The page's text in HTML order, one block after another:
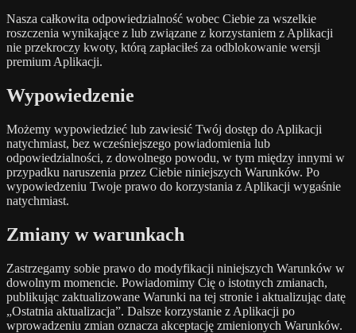
Nasza całkowita odpowiedzialność wobec Ciebie za wszelkie
roszczenia wynikające z lub związane z korzystaniem z Aplikacji
nie przekroczy kwoty, którą zapłaciłeś za odblokowanie wersji
premium Aplikacji.
Wypowiedzenie
Możemy wypowiedzieć lub zawiesić Twój dostęp do Aplikacji
natychmiast, bez wcześniejszego powiadomienia lub
odpowiedzialności, z dowolnego powodu, w tym między innymi w
przypadku naruszenia przez Ciebie niniejszych Warunków. Po
wypowiedzeniu Twoje prawo do korzystania z Aplikacji wygaśnie
natychmiast.
Zmiany w warunkach
Zastrzegamy sobie prawo do modyfikacji niniejszych Warunków w
dowolnym momencie. Powiadomimy Cię o istotnych zmianach,
publikując zaktualizowane Warunki na tej stronie i aktualizując datę
„Ostatnia aktualizacja”. Dalsze korzystanie z Aplikacji po
wprowadzeniu zmian oznacza akceptację zmienionych Warunków.